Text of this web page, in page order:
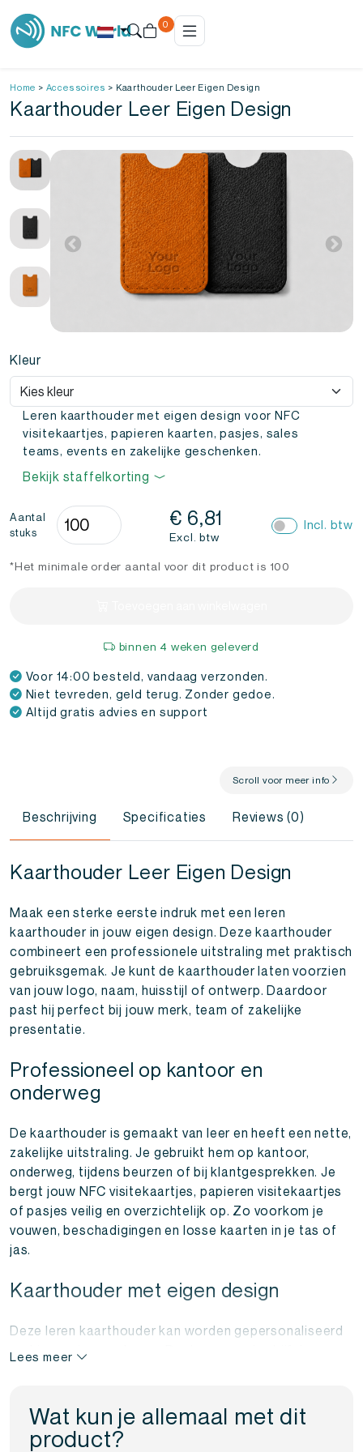
0
Home > Accessoires > Kaarthouder Leer Eigen Design
Kaarthouder Leer Eigen Design
Kleur
Leren kaarthouder met eigen design voor NFC
visitekaartjes, papieren kaarten, pasjes, sales
teams, events en zakelijke geschenken.
Bekijk staffelkorting
Aantal
stuks
Kaarthouder
Leer
Design
€ 6,81
Excl. btw
Incl. btw
*Het minimale order aantal voor dit product is 100
binnen 4 weken geleverd
Voor 14:00 besteld, vandaag verzonden.
Niet tevreden, geld terug. Zonder gedoe.
Altijd gratis advies en support
Scroll voor meer info
Beschrijving Specificaties Reviews (0)
Kaarthouder Leer Eigen Design
Maak een sterke eerste indruk met een leren
kaarthouder in jouw eigen design. Deze kaarthouder
combineert een professionele uitstraling met praktisch
gebruiksgemak. Je kunt de kaarthouder laten voorzien
van jouw logo, naam, huisstijl of ontwerp. Daardoor
past hij perfect bij jouw merk, team of zakelijke
presentatie.
Professioneel op kantoor en
onderweg
De kaarthouder is gemaakt van leer en heeft een nette,
zakelijke uitstraling. Je gebruikt hem op kantoor,
onderweg, tijdens beurzen of bij klantgesprekken. Je
bergt jouw NFC visitekaartjes, papieren visitekaartjes
of pasjes veilig en overzichtelijk op. Zo voorkom je
vouwen, beschadigingen en losse kaarten in je tas of
jas.
Kaarthouder met eigen design
Deze leren kaarthouder kan worden gepersonaliseerd
met jouw eigen ontwerp. Denk aan een bedrijfslogo,
professioneel relatiegeschenk of onderdeel van je
merkpresentatie.
Lees meer
Wat kun je allemaal met dit
product?